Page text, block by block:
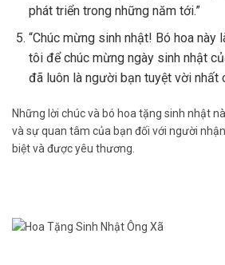
phát triển trong những năm tới.”
“Chúc mừng sinh nhật! Bó hoa này
tôi để chúc mừng ngày sinh nhật
đã luôn là người bạn tuyệt vời nhất
Những lời chúc và bó hoa tặng sinh nhật
và sự quan tâm của bạn đối với người
biệt và được yêu thương.